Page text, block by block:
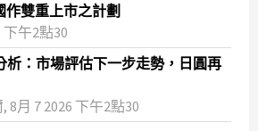
作雙重上市之計劃
下午2點30
析：市場評估下一步走勢，日圓再
8月 7 2026 下午2點30